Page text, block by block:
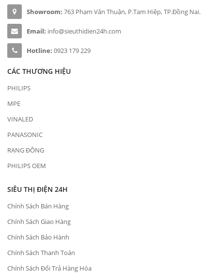
Showroom: 763 Phạm Văn Thuận, P.Tam Hiệp, TP.Đồng Nai.
Email: info@sieuthidien24h.com
Hotline: 0923 179 229
CÁC THƯƠNG HIỆU
PHILIPS
MPE
VINALED
PANASONIC
RẠNG ĐÔNG
PHILIPS OEM
SIÊU THỊ ĐIỆN 24H
Chính Sách Bán Hàng
Chính Sách Giao Hàng
Chính Sách Bảo Hành
Chính Sách Thanh Toán
Chính Sách Đổi Trả Hàng Hóa